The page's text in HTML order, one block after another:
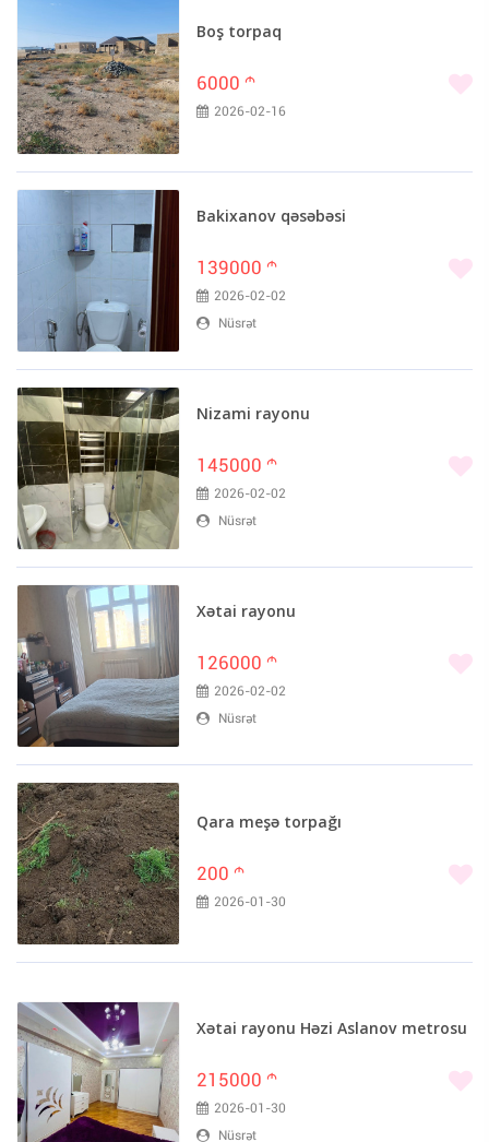
Boş torpaq
6000 m
2026-02-16
Bakixanov qəsəbəsi
139000 m
2026-02-02
Nüsrət
Nizami rayonu
145000 m
2026-02-02
Nüsrət
Xətai rayonu
126000 m
2026-02-02
Nüsrət
Qara meşə torpağı
200 m
2026-01-30
Xətai rayonu Həzi Aslanov metrosu
215000 m
2026-01-30
Nüsrət